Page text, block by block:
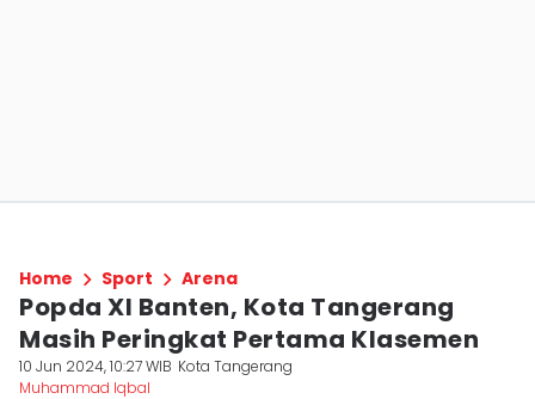
Home Sport Arena
Popda XI Banten, Kota Tangerang
Masih Peringkat Pertama Klasemen
10 Jun 2024, 10:27 WIB Kota Tangerang
Muhammad Iqbal